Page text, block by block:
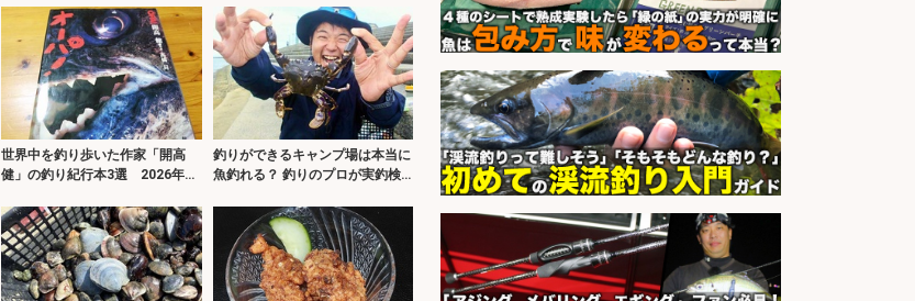
世界中を釣り歩いた作家「開高
健」の釣り紀行本3選 2026年は
釣りができるキャンプ場は本当に
魚釣れる？ 釣りのプロが実釣検